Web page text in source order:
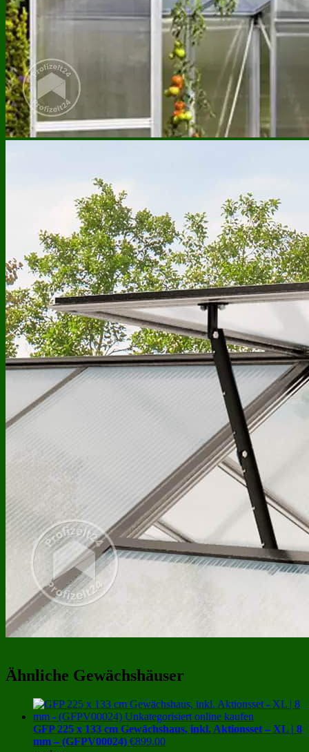
Ähnliche Gewächshäuser
GFP 225 x 133 cm Gewächshaus, inkl. Aktionsset – XL | 8
mm – (GFPV00024) €899.00